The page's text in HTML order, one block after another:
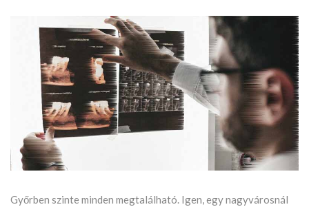
Győrben szinte minden megtalálható. Igen, egy nagyvárosnál